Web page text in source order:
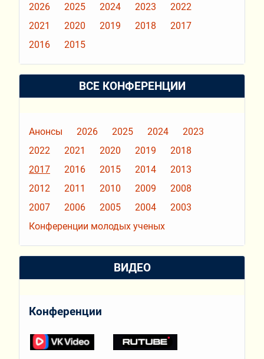
2026 2025 2024 2023
2022
2021
2020 2019 2018
2017
2016
2015
ВСЕ КОНФЕРЕНЦИИ
Анонсы 2026 2025 2024
2023
2022
2021 2020 2019
2018
2017
2016 2015 2014
2013
2012
2011 2010 2009
2008
2007
2006 2005 2004
2003
Конференции молодых ученых
ВИДЕО
Конференции